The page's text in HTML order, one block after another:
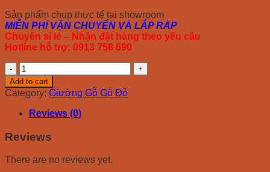
Sản phẩm chụp thực tế tại showroom
MIỄN PHÍ VẬN CHUYỂN VÀ LẮP RÁP
Chuyên sỉ lẻ – Nhận đặt hàng theo yêu cầu
Hotline hỗ trợ: 0913 758 690
Giường
Gõ
Đỏ
Dạt
Thường
quantity
Add to cart
Category: Giường Gỗ Gõ Đỏ
Reviews (0)
Reviews
There are no reviews yet.